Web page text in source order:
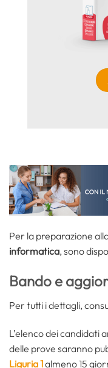
Per la preparazione
informatica, sono
Bando e
Per tutti i dettagli,
L’elenco dei candidati
delle prove saranno
Liguria 1almeno 15